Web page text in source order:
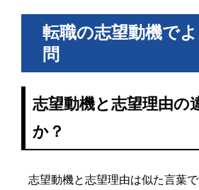
転職の志望動機で
問
志望動機と志望理由の
か？
志望動機と志望理由は似た言葉